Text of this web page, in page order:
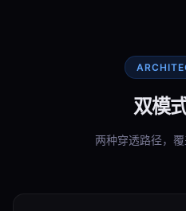
双模
两种穿透路径，